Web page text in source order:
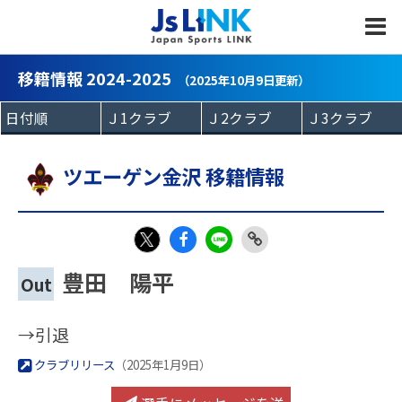
移籍情報 2024-2025 （2025年10月9日更新）
ツエーゲン金沢 移籍情報
Out 豊田 陽平
→引退
クラブリリース （2025年1月9日）